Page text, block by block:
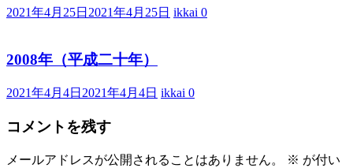
2021年4月25日 2021年4月25日 ikkai 0
2008年（平成二十年）
2021年4月4日 2021年4月4日 ikkai 0
コメントを残す
メールアドレスが公開されることはありません。 ※ が付い